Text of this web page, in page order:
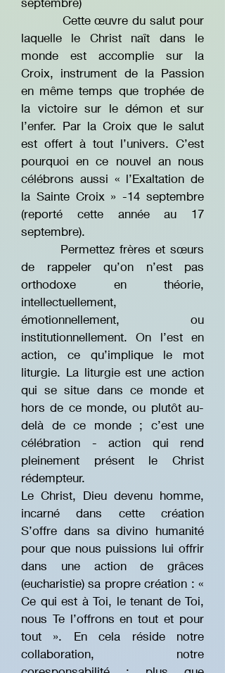
Cette œuvre du salut pour
laquelle le Christ naît dans le
monde est accomplie sur la
Croix, instrument de la Passion
en même temps que trophée de
la victoire sur le démon et sur
l’enfer. Par la Croix que le salut
est offert à tout l’univers. C’est
pourquoi en ce nouvel an nous
célébrons aussi « l’Exaltation de
la Sainte Croix » -14 septembre
(reporté cette année au 17
septembre).
Permettez frères et sœurs
de rappeler qu’on n’est pas
orthodoxe en théorie,
intellectuellement,
émotionnellement, ou
institutionnellement. On l’est en
action, ce qu’implique le mot
liturgie. La liturgie est une action
qui se situe dans ce monde et
hors de ce monde, ou plutôt au-
delà de ce monde ; c’est une
célébration - action qui rend
pleinement présent le Christ
rédempteur.
Le Christ, Dieu devenu homme,
incarné dans cette création
S’offre dans sa divino humanité
pour que nous puissions lui offrir
dans une action de grâces
(eucharistie) sa propre création : «
Ce qui est à Toi, le tenant de Toi,
nous Te l’offrons en tout et pour
tout ». En cela réside notre
collaboration, notre